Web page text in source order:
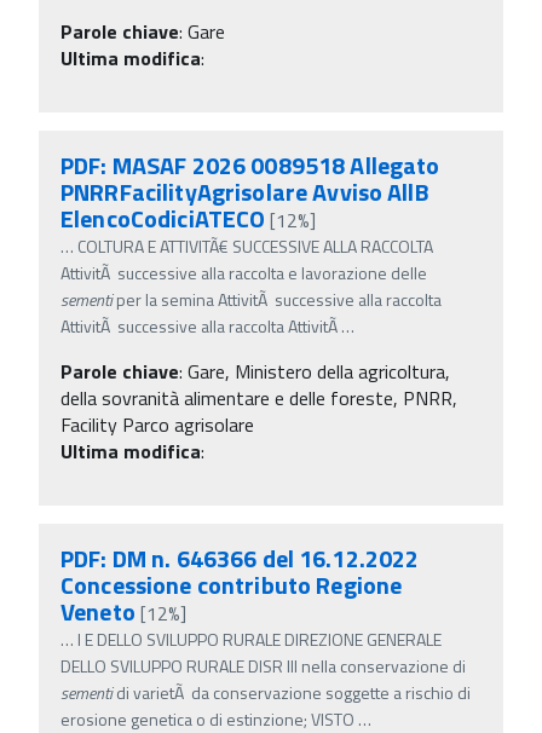
Parole chiave: Gare
Ultima modifica:
PDF: MASAF 2026 0089518 Allegato
PNRRFacilityAgrisolare Avviso AllB
ElencoCodiciATECO [12%]
… COLTURA E ATTIVITÃ€ SUCCESSIVE ALLA RACCOLTA
AttivitÃ successive alla raccolta e lavorazione delle
sementiper la semina AttivitÃ successive alla raccolta
AttivitÃ successive alla raccolta AttivitÃ…
Parole chiave: Gare, Ministero della agricoltura,
della sovranità alimentare e delle foreste, PNRR,
Facility Parco agrisolare
Ultima modifica:
PDF: DM n. 646366 del 16.12.2022
Concessione contributo Regione
Veneto [12%]
… I E DELLO SVILUPPO RURALE DIREZIONE GENERALE
DELLO SVILUPPO RURALE DISR III nella conservazione di
sementidi varietÃ da conservazione soggette a rischio di
erosione genetica o di estinzione; VISTO …